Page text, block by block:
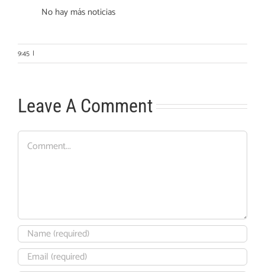
No hay más noticias
9:45 |
Leave A Comment
Comment